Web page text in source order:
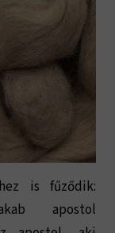
is fűződik:
apostol